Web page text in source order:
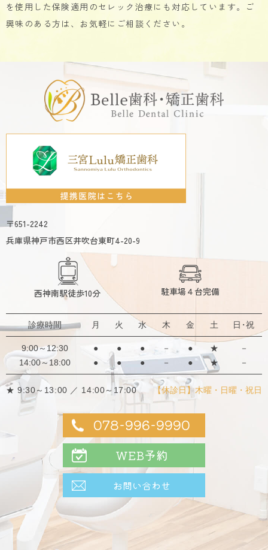
を使用した保険適用のセレック治療にも対応しています。ご
興味のある方は、お気軽にご相談ください。
〒651-2242
兵庫県神戸市西区井吹台東町4-20-9
西神南駅徒歩10分 駐車場４台完備
診療時間 月 火 水 木 金 土 日・祝
9:00～12:30 ● ● ● － ● ★
－
14:00～18:00
● ● ● － ● ★ －
【休診日】木曜・日曜・祝日
★ 9:30～13:00 ／ 14:00～17:00
078-996-9990
WEB予約
お問い合わせ